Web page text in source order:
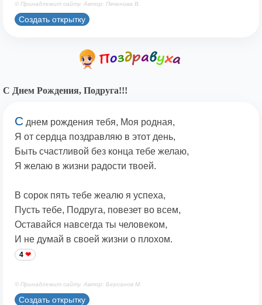
© Принадлежит сайту. Автор: Печенова В.
Создать открытку
С Днем Рождения, Подруга!!!
С днем рождения тебя, Моя родная,
Я от сердца поздравляю в этот день,
Быть счастливой без конца тебе желаю,
Я желаю в жизни радости твоей.
В сорок пять тебе жеалю я успеха,
Пусть тебе, Подруга, повезет во всем,
Оставайся навсегда ты человеком,
И не думай в своей жизни о плохом.
4
© Принадлежит сайту. Автор: Берсанов М.
Создать открытку